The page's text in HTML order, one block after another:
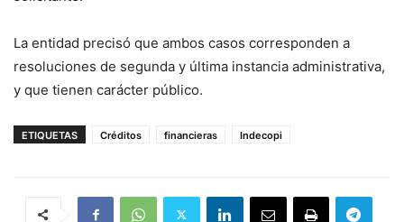
La entidad precisó que ambos casos corresponden a
resoluciones de segunda y última instancia administrativa,
y que tienen carácter público.
ETIQUETAS Créditos financieras Indecopi